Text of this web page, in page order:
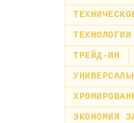
ТРЕЙД-ИН
ЭКОНОМИЯ